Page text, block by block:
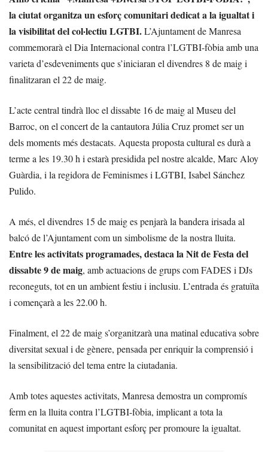
la ciutat organitza un esforç comunitari dedicat a la igualtat i
la visibilitat del col·lectiu LGTBI.L’Ajuntament de Manresa
commemorarà el Dia Internacional contra l’LGTBI-fòbia amb una
varieta d’esdeveniments que s’iniciaran el divendres 8 de maig i
finalitzaran el 22 de maig.
L’acte central tindrà lloc el dissabte 16 de maig al Museu del
Barroc, on el concert de la cantautora Júlia Cruz promet ser un
dels moments més destacats. Aquesta proposta cultural es durà a
terme a les 19.30 h i estarà presidida pel nostre alcalde, Marc Aloy
Guàrdia, i la regidora de Feminismes i LGTBI, Isabel Sánchez
Pulido.
A més, el divendres 15 de maig es penjarà la bandera irisada al
balcó de l’Ajuntament com un simbolisme de la nostra lluita.
Entre les activitats programades, destaca la Nit de Festa del
dissabte 9 de maig, amb actuacions de grups com FADES i DJs
reconeguts, tot en un ambient festiu i inclusiu. L’entrada és gratuïta
i començarà a les 22.00 h.
Finalment, el 22 de maig s’organitzarà una matinal educativa sobre
diversitat sexual i de gènere, pensada per enriquir la comprensió i
la sensibilització del tema entre la ciutadania.
Amb totes aquestes activitats, Manresa demostra un compromís
ferm en la lluita contra l’LGTBI-fòbia, implicant a tota la
comunitat en aquest important esforç per promoure la igualtat.